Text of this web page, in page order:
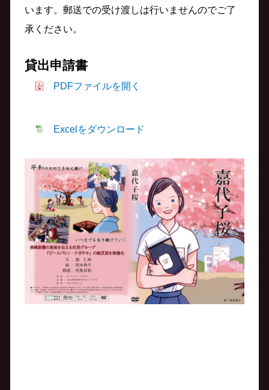
います。郵送での受け渡しは行いませんのでご了
承ください。
貸出申請書
PDFファイルを開く
Excelをダウンロード